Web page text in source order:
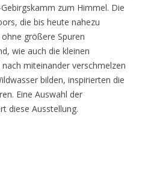
zum Himmel. Die
die bis heute nahezu
größere Spuren
wie auch die kleinen
miteinander verschmelzen
bilden, inspirierten die
Eine Auswahl der
diese Ausstellung.